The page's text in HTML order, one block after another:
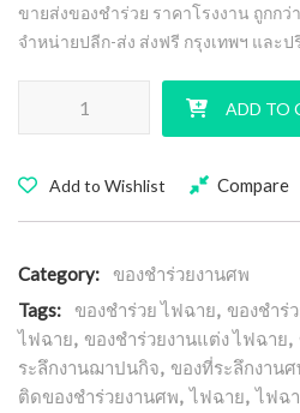
ขายส่งของชำร่วย ราคาโรงงาน ถูกกว่
จำหน่ายปลีก-ส่ง ส่งฟรี กรุงเทพฯ และ
ไฟฉาย ของชำร่วยงานศพ งานแต่ง ง
ADD TO
Add to Wishlist Compare
Category:
ของชำร่วยงานศพ
Tags:
ของชำร่วย ไฟฉาย, ของชำร่
ไฟฉาย, ของชำร่วยงานแต่ง ไฟฉาย,
ระลึกงานฌาปนกิจ, ของที่ระลึกงาน
ติดของชำร่วยงานศพ, ไฟฉาย, ไฟฉ